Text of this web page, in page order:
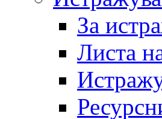
За
Листа